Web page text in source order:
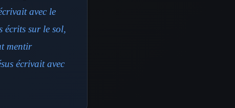
avec le
écrits sur le sol,
mentir
écrivait avec